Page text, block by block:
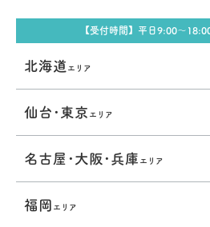
【受付時間】平日9:00〜
北海道 エリア
仙台･東京 エリア
名古屋･大阪･兵庫 エリア
福岡 エリア